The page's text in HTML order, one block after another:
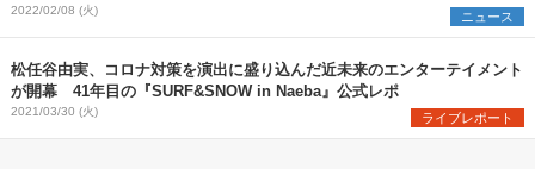
2022/02/08 (火) ニュース
松任谷由実、コロナ対策を演出に盛り込んだ近未来のエンターテイメント
が開幕 41年目の『SURF&SNOW in Naeba』公式レポ
2021/03/30 (火) ライブレポート